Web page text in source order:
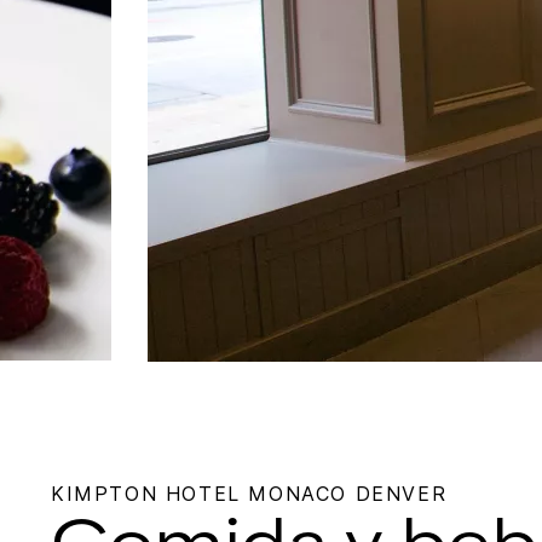
KIMPTON HOTEL MONACO DENVER